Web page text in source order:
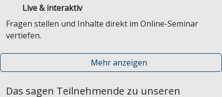
Live & interaktiv
Fragen stellen und Inhalte direkt im Online-Seminar
vertiefen.
Mehr anzeigen
Das sagen Teilnehmende zu unseren